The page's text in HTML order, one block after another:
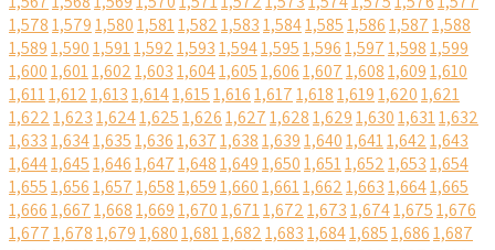
1,5781,5791,5801,5811,5821,5831,5841,5851,5861,5871,588
1,5891,5901,5911,5921,5931,5941,5951,5961,5971,5981,599
1,6001,6011,6021,6031,6041,6051,6061,6071,6081,6091,610
1,6111,6121,6131,6141,6151,6161,6171,6181,6191,6201,621
1,6221,6231,6241,6251,6261,6271,6281,6291,6301,6311,632
1,6331,6341,6351,6361,6371,6381,6391,6401,6411,6421,643
1,6441,6451,6461,6471,6481,6491,6501,6511,6521,6531,654
1,6551,6561,6571,6581,6591,6601,6611,6621,6631,6641,665
1,6661,6671,6681,6691,6701,6711,6721,6731,6741,6751,676
1,6771,6781,6791,6801,6811,6821,6831,6841,6851,6861,687